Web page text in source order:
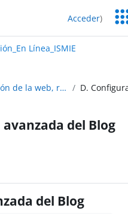
Línea_ISMIE Acceder)
Línea_ISMIE
TEMA 3: Organización de la web, recursos colaborativos, navegación y usabilidad
del Blog
del Blog